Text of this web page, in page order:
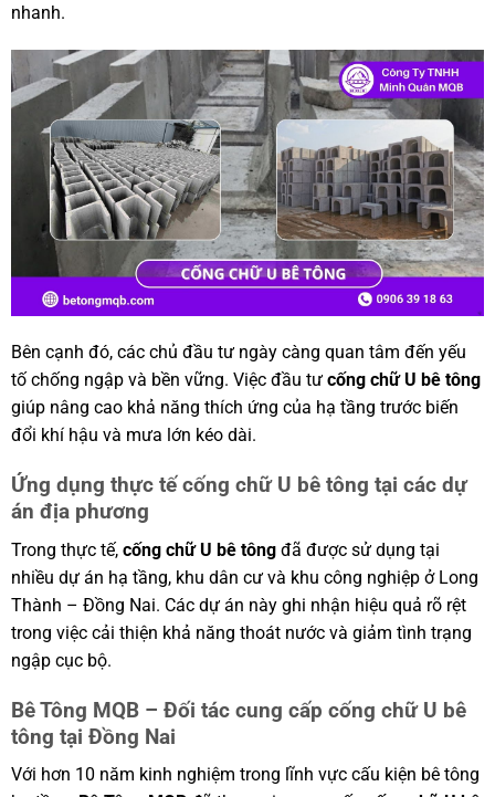
nhanh.
Bên cạnh đó, các chủ đầu tư ngày càng quan tâm đến yếu
tố chống ngập và bền vững. Việc đầu tư cống chữ U bê tông
giúp nâng cao khả năng thích ứng của hạ tầng trước biến
đổi khí hậu và mưa lớn kéo dài.
Ứng dụng thực tế cống chữ U bê tông tại các dự
án địa phương
Trong thực tế, cống chữ U bê tôngđã được sử dụng tại
nhiều dự án hạ tầng, khu dân cư và khu công nghiệp ở Long
Thành – Đồng Nai. Các dự án này ghi nhận hiệu quả rõ rệt
trong việc cải thiện khả năng thoát nước và giảm tình trạng
ngập cục bộ.
Bê Tông MQB – Đối tác cung cấp cống chữ U bê
tông tại Đồng Nai
Với hơn 10 năm kinh nghiệm trong lĩnh vực cấu kiện bê tông